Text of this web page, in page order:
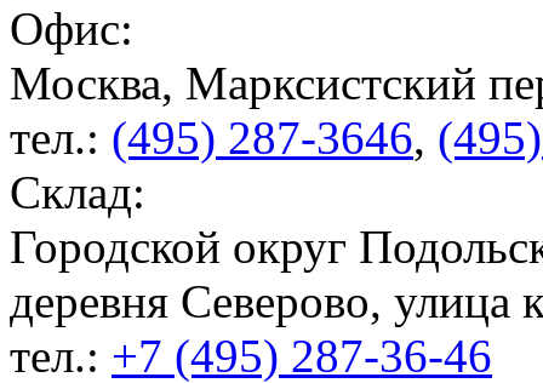
Офис:
Москва, Марксистский
тел.: (495) 287-3646,
Склад:
Городской округ
деревня Северово, улица
тел.: +7 (495) 287-36-46